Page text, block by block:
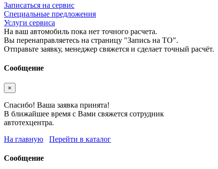
Записаться на сервис
Специальные предложения
Услуги сервиса
На ваш автомобиль пока нет точного расчета.
Вы перенаправляетесь на страницу "Запись на ТО".
Отправьте заявку, менеджер свяжется и сделает точный расчёт.
Сообщение
×
Спасибо! Ваша заявка принята!
В ближайшее время с Вами свяжется сотрудник
автотехцентра.
На главную
Перейти в каталог
Сообщение